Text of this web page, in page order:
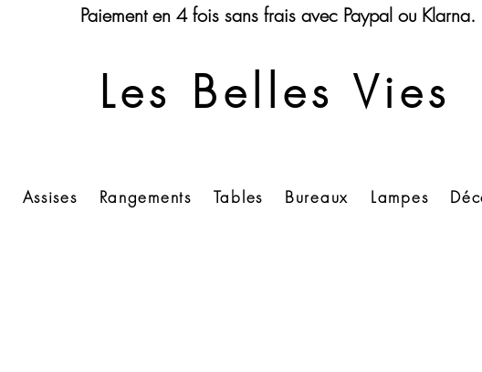
Paiement en 4 fois sans frais avec Paypal ou Klarna.
Les Belles Vies
Assises Rangements Tables Bureaux Lampes